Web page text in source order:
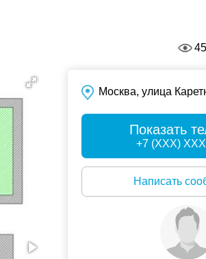
Москва, улица
Показать
+7 (XXX)
Написать